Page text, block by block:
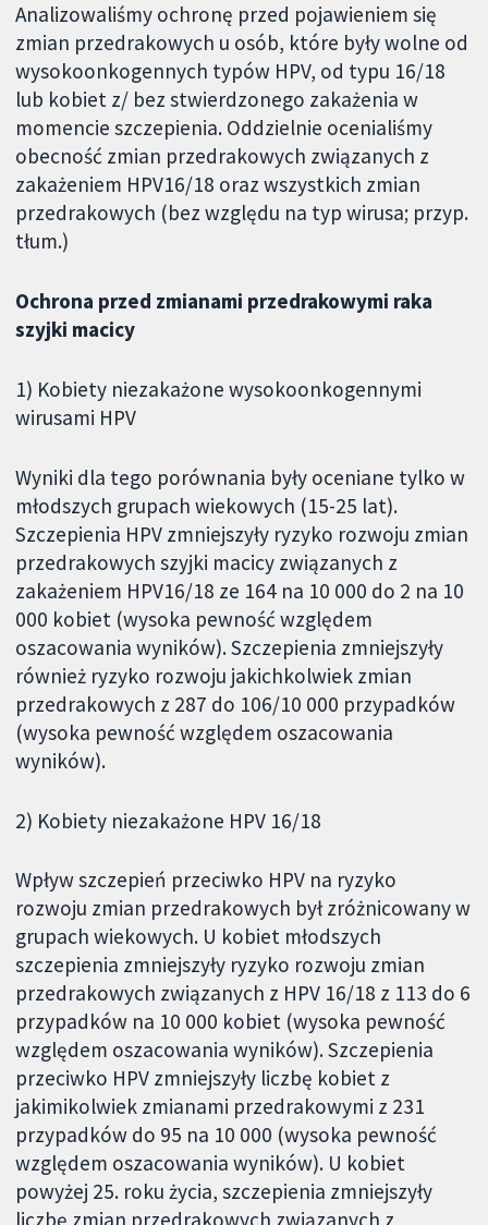
Analizowaliśmy ochronę przed pojawieniem się
zmian przedrakowych u osób, które były wolne od
wysokoonkogennych typów HPV, od typu 16/18
lub kobiet z/ bez stwierdzonego zakażenia w
momencie szczepienia. Oddzielnie ocenialiśmy
obecność zmian przedrakowych związanych z
zakażeniem HPV16/18 oraz wszystkich zmian
przedrakowych (bez względu na typ wirusa; przyp.
tłum.)
Ochrona przed zmianami przedrakowymi raka
szyjki macicy
1) Kobiety niezakażone wysokoonkogennymi
wirusami HPV
Wyniki dla tego porównania były oceniane tylko w
młodszych grupach wiekowych (15-25 lat).
Szczepienia HPV zmniejszyły ryzyko rozwoju zmian
przedrakowych szyjki macicy związanych z
zakażeniem HPV16/18 ze 164 na 10 000 do 2 na 10
000 kobiet (wysoka pewność względem
oszacowania wyników). Szczepienia zmniejszyły
również ryzyko rozwoju jakichkolwiek zmian
przedrakowych z 287 do 106/10 000 przypadków
(wysoka pewność względem oszacowania
wyników).
2) Kobiety niezakażone HPV 16/18
Wpływ szczepień przeciwko HPV na ryzyko
rozwoju zmian przedrakowych był zróżnicowany w
grupach wiekowych. U kobiet młodszych
szczepienia zmniejszyły ryzyko rozwoju zmian
przedrakowych związanych z HPV 16/18 z 113 do 6
przypadków na 10 000 kobiet (wysoka pewność
względem oszacowania wyników). Szczepienia
przeciwko HPV zmniejszyły liczbę kobiet z
jakimikolwiek zmianami przedrakowymi z 231
przypadków do 95 na 10 000 (wysoka pewność
względem oszacowania wyników). U kobiet
powyżej 25. roku życia, szczepienia zmniejszyły